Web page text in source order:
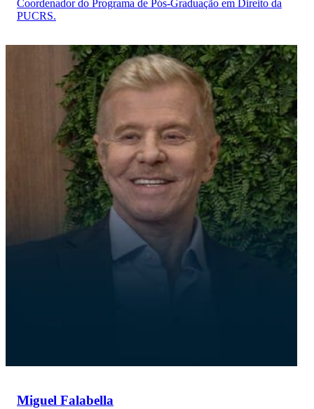
Coordenador do Programa de Pós-Graduação em Direito da
PUCRS.
Miguel Falabella